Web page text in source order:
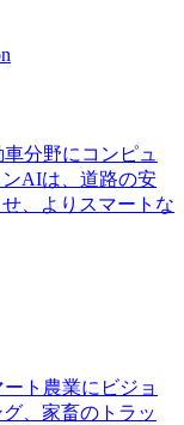
分野にコンピュ
AIは、道路の安
、よりスマートな
ト農業にビジョ
、家畜のトラッ